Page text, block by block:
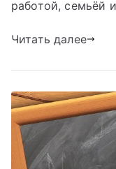
работой, семьёй
Читать далее